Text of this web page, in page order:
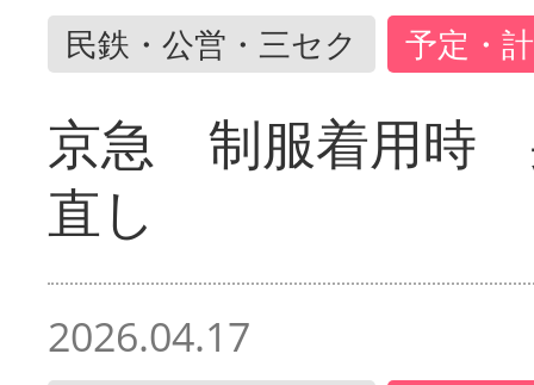
民鉄・公営・三セク 予定・
京急 制服着用時
直し
2026.04.17